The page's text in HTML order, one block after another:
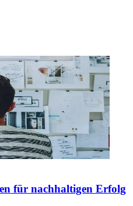
für nachhaltigen Erfolg